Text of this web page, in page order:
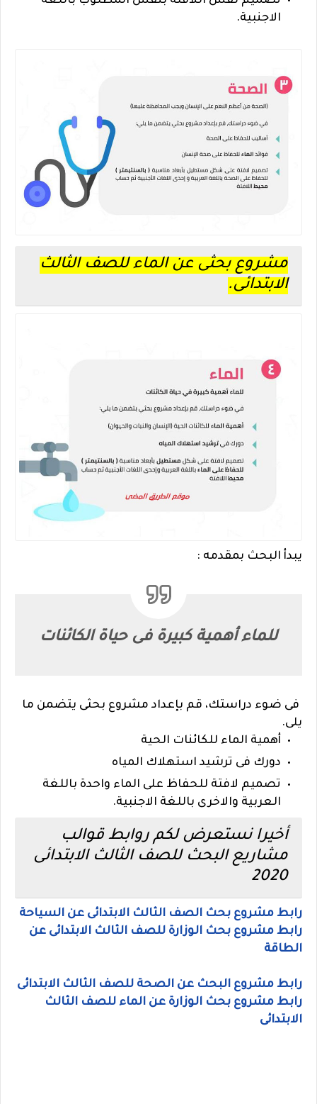
الاجنبية.
مشروع بحثى عن الماء للصف الثالث
الابتدائى.
يبدأ البحث بمقدمه :
للماء أهمية كبيرة فى حياة الكائنات
فى ضوء دراستك، قم بإعداد مشروع بحثى يتضمن ما
يلى.
أهمية الماء للكائنات الحية
دورك فى ترشيد استهلاك المياه
تصميم لافتة للحفاظ على الماء واحدة باللغة
العربية والاخرى باللغة الاجنبية.
أخيرا نستعرض لكم روابط قوالب
مشاريع البحث للصف الثالث الابتدائى
2020
رابط مشروع بحث الصف الثالث الابتدائى عن السياحة
رابط مشروع بحث الوزارة للصف الثالث الابتدائى عن
الطاقة
رابط مشروع البحث عن الصحة للصف الثالث الابتدائى
رابط مشروع بحث الوزارة عن الماء للصف الثالث
الابتدائى